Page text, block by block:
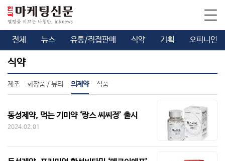
전체 뉴스 유통/직접판매 식약 기획 오피니언
식약
제조 화장품 / 뷰티 의제약 식품
동성제약, 먹는 기미약 ‘랑스 씨씨정’ 출시
2024.02.01